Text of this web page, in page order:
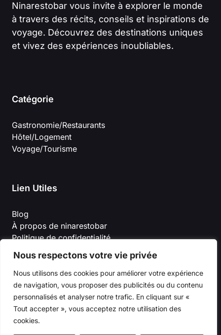
Nous respectons votre vie privée
Nous utilisons des cookies pour améliorer votre expérience
de navigation, vous proposer des publicités ou du contenu
personnalisés et analyser notre trafic. En cliquant sur «
Tout accepter », vous acceptez notre utilisation des
cookies.
Ninarestobar vous invite à explorer le monde
à travers des récits, conseils et inspirations de
voyage. Découvrez des destinations uniques
et vivez des expériences inoubliables.
Catégorie
Gastronomie/Restaurants
Hôtel/Logement
Voyage/Tourisme
Lien Utiles
Blog
À propos de ninarestobar
Politique de confidentialité
Conditions Générales D’Utilisation
Mention Légal